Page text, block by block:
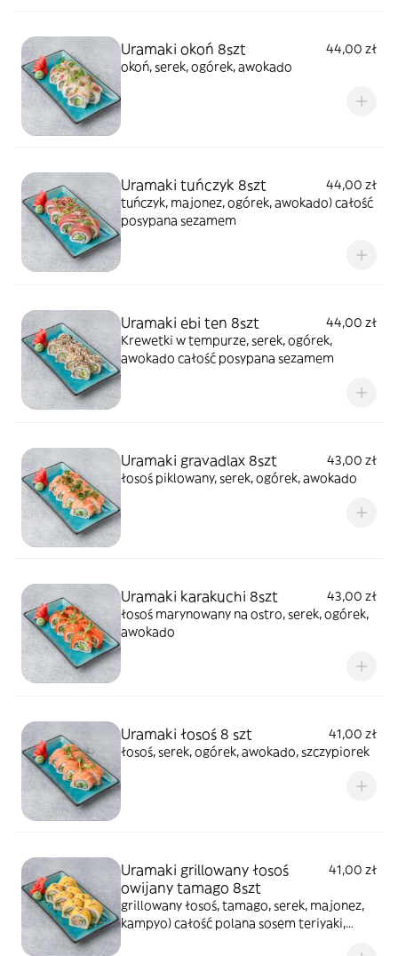
Uramaki okoń 8szt
44,00 zł
okoń, serek, ogórek, awokado
Uramaki tuńczyk 8szt
44,00 zł
tuńczyk, majonez, ogórek, awokado) całość
posypana sezamem
Uramaki ebi ten 8szt
44,00 zł
Krewetki w tempurze, serek, ogórek,
awokado całość posypana sezamem
Uramaki gravadlax 8szt
43,00 zł
łosoś piklowany, serek, ogórek, awokado
Uramaki karakuchi 8szt
43,00 zł
łosoś marynowany na ostro, serek, ogórek,
awokado
Uramaki łosoś 8 szt
41,00 zł
łosoś, serek, ogórek, awokado, szczypiorek
Uramaki grillowany łosoś
owijany tamago 8szt
41,00 zł
grillowany łosoś, tamago, serek, majonez,
kampyo) całość polana sosem teriyaki,